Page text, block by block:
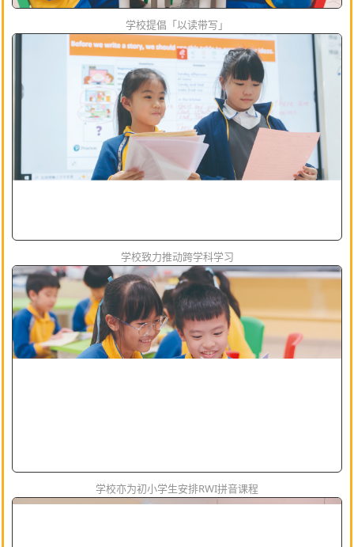
学校提倡「以读带写」
学校致力推动跨学科学习
学校亦为初小学生安排RWI拼音课程